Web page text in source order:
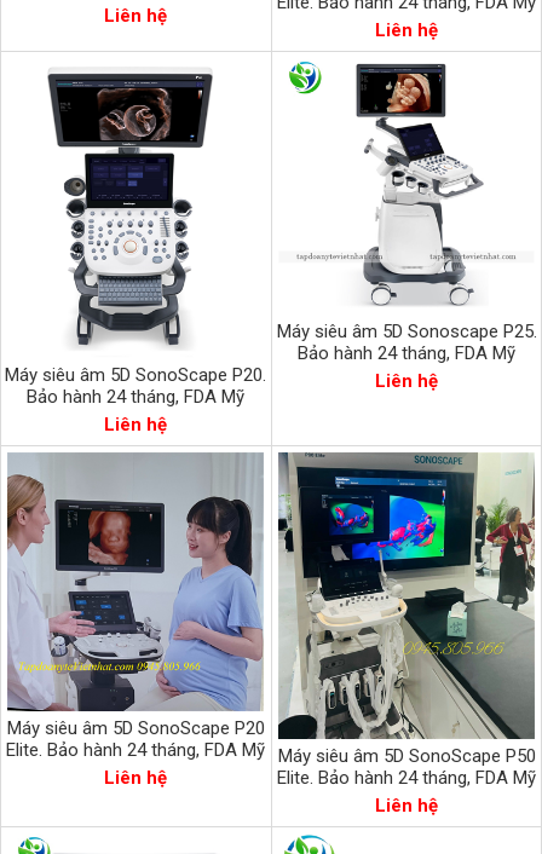
Liên hệ
Liên hệ
Máy siêu âm 5D SonoScape P20.
Bảo hành 24 tháng, FDA Mỹ
Liên hệ
Máy siêu âm 5D Sonoscape P25.
Bảo hành 24 tháng, FDA Mỹ
Liên hệ
Máy siêu âm 5D SonoScape P20
Elite. Bảo hành 24 tháng, FDA Mỹ
Liên hệ
Máy siêu âm 5D SonoScape P50
Elite. Bảo hành 24 tháng, FDA Mỹ
Liên hệ